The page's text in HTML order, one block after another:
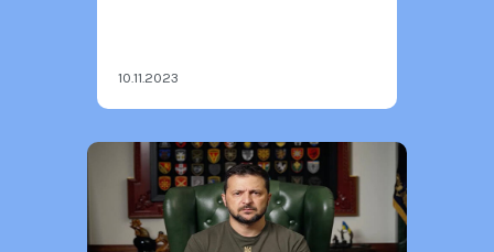
10.11.2023